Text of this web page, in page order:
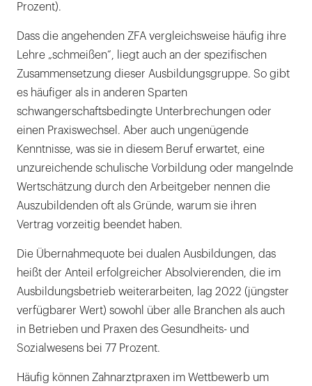
Prozent).
Dass die angehenden ZFA vergleichsweise häufig ihre
Lehre „schmeißen“, liegt auch an der spezifischen
Zusammensetzung dieser Ausbildungsgruppe. So gibt
es häufiger als in anderen Sparten
schwangerschaftsbedingte Unterbrechungen oder
einen Praxiswechsel. Aber auch ungenügende
Kenntnisse, was sie in diesem Beruf erwartet, eine
unzureichende schulische Vorbildung oder mangelnde
Wertschätzung durch den Arbeitgeber nennen die
Auszubildenden oft als Gründe, warum sie ihren
Vertrag vorzeitig beendet haben.
Die Übernahmequote bei dualen Ausbildungen, das
heißt der Anteil erfolgreicher Absolvierenden, die im
Ausbildungsbetrieb weiterarbeiten, lag 2022 (jüngster
verfügbarer Wert) sowohl über alle Branchen als auch
in Betrieben und Praxen des Gesundheits- und
Sozialwesens bei 77 Prozent.
Häufig können Zahnarztpraxen im Wettbewerb um